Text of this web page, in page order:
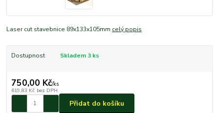
Laser cut stavebnice 89x133x105mm celý popis
Dostupnost Skladem 3 ks
750,00 Kč/ks
619,83 Kč bez DPH
Přidat do košíku